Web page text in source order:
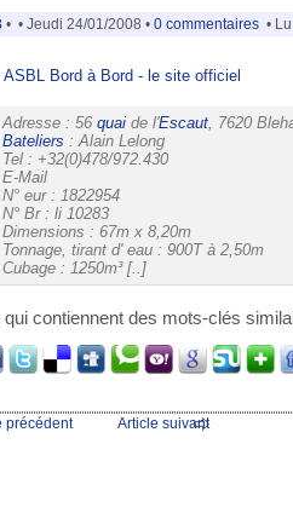
• • Jeudi 24/01/2008 • 0 commentaires •
ASBL Bord à Bord - le site officiel
Adresse : 56 quai de l'Escaut , 7620
Bateliers : Alain Lelong
Tel : +32(0)478/972.430
E-Mail
N° eur : 1822954
N° Br : li 10283
Dimensions : 67m x 8,20m
Tonnage, tirant d' eau : 900T à 2,50m
Cubage : 1250m³ [..]
contiennent des mots-clés
précédent Article suivant